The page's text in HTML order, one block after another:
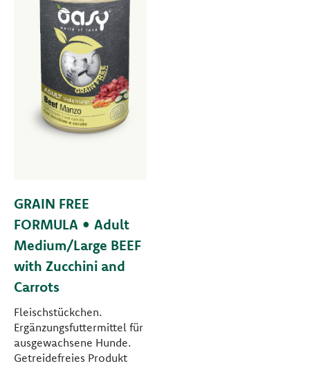
GRAIN FREE
FORMULA • Adult
Medium/Large BEEF
with Zucchini and
Carrots
Fleischstückchen.
Ergänzungsfuttermittel für
ausgewachsene Hunde.
Getreidefreies Produkt